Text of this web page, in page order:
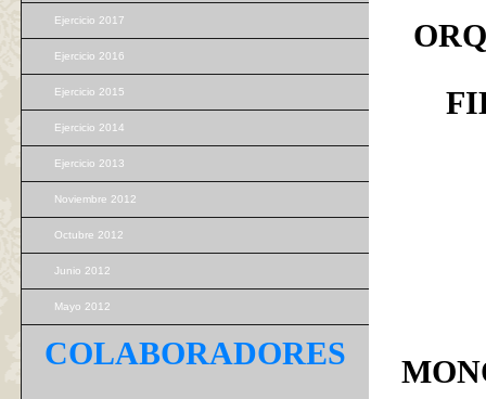
Ejercicio 2017
Ejercicio 2016
Ejercicio 2015
Ejercicio 2014
Ejercicio 2013
Noviembre 2012
Octubre 2012
Junio 2012
Mayo 2012
COLABORADORES